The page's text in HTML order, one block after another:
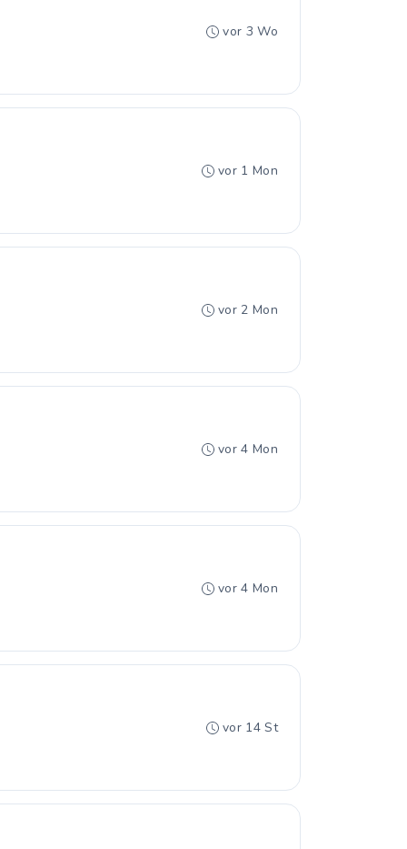
vor 3 Wo
vor 1 Mon
vor 2 Mon
vor 4 Mon
vor 4 Mon
vor 14 St